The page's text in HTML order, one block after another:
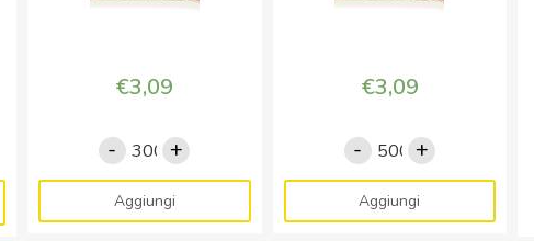
€3,09
-
TASKER
CAVO
C100
2x3
+
Aggiungi
€3,09
-
TASKER
CAVO
C100
2x3
+
Aggiungi